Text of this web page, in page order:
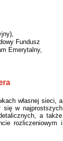
Fundusz
Emerytalny,
własnej sieci, a
się w najprostszych
a także
rozliczeniowym i